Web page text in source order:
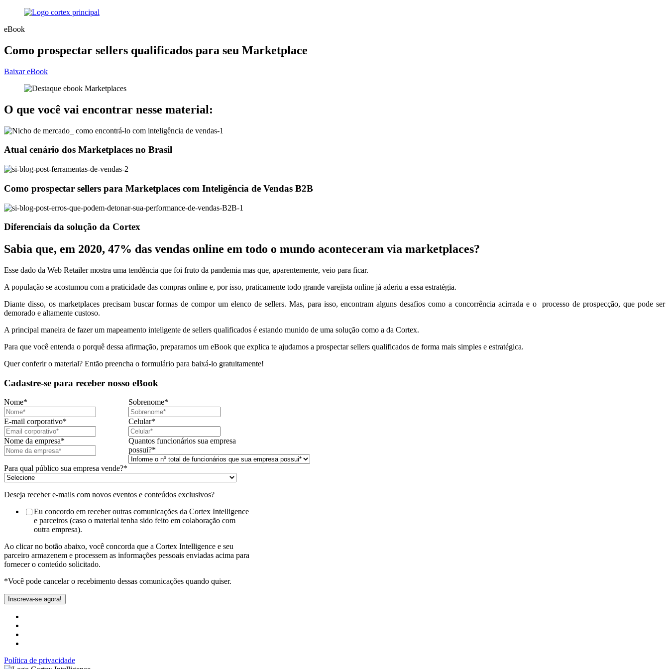
eBook
Como prospectar sellers qualificados para seu Marketplace
Baixar eBook
O que você vai encontrar nesse material:
Atual cenário dos Marketplaces no Brasil
Como prospectar sellers para Marketplaces com Inteligência de Vendas B2B
Diferenciais da solução da Cortex
Sabia que, em 2020, 47% das vendas online em todo o mundo aconteceram via marketplaces?
Esse dado da Web Retailer mostra uma tendência que foi fruto da pandemia mas que, aparentemente, veio para ficar.
A população se acostumou com a praticidade das compras online e, por isso, praticamente todo grande varejista online já aderiu a essa estratégia.
Diante disso, os marketplaces precisam buscar formas de compor um elenco de sellers. Mas, para isso, encontram alguns desafios como a concorrência acirrada e o processo de prospecção, que pode ser
demorado e altamente custoso.
A principal maneira de fazer um mapeamento inteligente de sellers qualificados é estando munido de uma solução como a da Cortex.
Para que você entenda o porquê dessa afirmação, preparamos um eBook que explica te ajudamos a prospectar sellers qualificados de forma mais simples e estratégica.
Quer conferir o material? Então preencha o formulário para baixá-lo gratuitamente!
Cadastre-se para receber nosso eBook
Nome* Sobrenome*
E-mail corporativo* Celular*
Nome da empresa*
Quantos funcionários sua empresa
possui?*
Para qual público sua empresa vende?*
Deseja receber e-mails com novos eventos e conteúdos exclusivos?
Eu concordo em receber outras comunicações da Cortex Intelligence
e parceiros (caso o material tenha sido feito em colaboração com
outra empresa).
Ao clicar no botão abaixo, você concorda que a Cortex Intelligence e seu
parceiro armazenem e processem as informações pessoais enviadas acima para
fornecer o conteúdo solicitado.
*Você pode cancelar o recebimento dessas comunicações quando quiser.
Política de privacidade